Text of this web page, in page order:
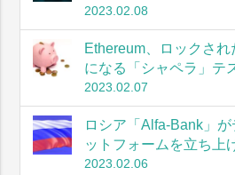
2023.02.08
Ethereum、ロックさ
になる「シャペラ」テ
2023.02.07
ロシア「Alfa-Bank」
ットフォームを立ち上
2023.02.06